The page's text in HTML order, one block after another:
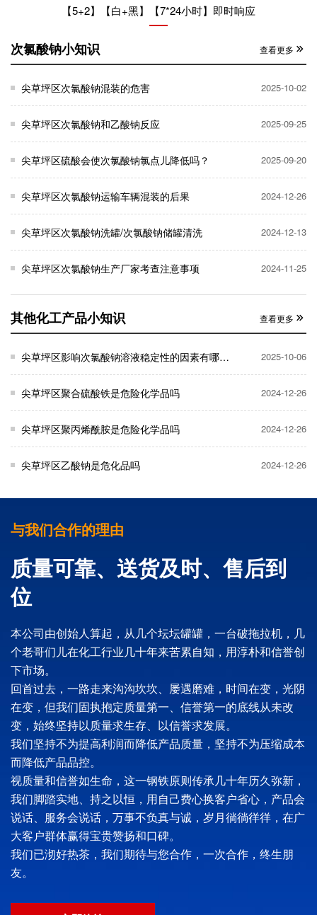
【5+2】【白+黑】【7*24小时】即时响应
次氯酸钠小知识 查看更多
尖草坪区次氯酸钠混装的危害 2025-10-02
尖草坪区次氯酸钠和乙酸钠反应 2025-09-25
尖草坪区硫酸会使次氯酸钠氯点儿降低吗？ 2025-09-20
尖草坪区次氯酸钠运输车辆混装的后果 2024-12-26
尖草坪区次氯酸钠洗罐/次氯酸钠储罐清洗 2024-12-13
尖草坪区次氯酸钠生产厂家考查注意事项 2024-11-25
其他化工产品小知识 查看更多
尖草坪区影响次氯酸钠溶液稳定性的因素有哪些？ 2025-10-06
尖草坪区聚合硫酸铁是危险化学品吗 2024-12-26
尖草坪区聚丙烯酰胺是危险化学品吗 2024-12-26
尖草坪区乙酸钠是危化品吗 2024-12-26
与我们合作的理由
质量可靠、送货及时、售后到
位
本公司由创始人算起，从几个坛坛罐罐，一台破拖拉机，几
个老哥们儿在化工行业几十年来苦累自知，用淳朴和信誉创
下市场。
回首过去，一路走来沟沟坎坎、屡遇磨难，时间在变，光阴
在变，但我们固执抱定质量第一、信誉第一的底线从未改
变，始终坚持以质量求生存、以信誉求发展。
我们坚持不为提高利润而降低产品质量，坚持不为压缩成本
而降低产品品控。
视质量和信誉如生命，这一钢铁原则传承几十年历久弥新，
我们脚踏实地、持之以恒，用自己费心换客户省心，产品会
说话、服务会说话，万事不负真与诚，岁月徜徜徉徉，在广
大客户群体赢得宝贵赞扬和口碑。
我们已沏好热茶，我们期待与您合作，一次合作，终生朋
友。